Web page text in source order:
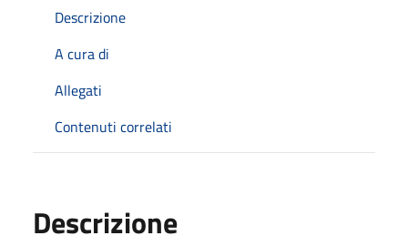
Descrizione
A cura di
Allegati
Contenuti correlati
Descrizione